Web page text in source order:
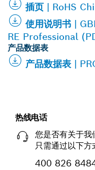
插页 | RoHS
使用说明书 |
RE Professional
产品数据表
产品数据表 |
热线电话
您是否有关于我
只需通过以下
400 826